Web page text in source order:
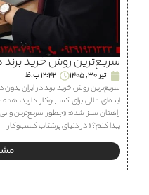
سریع‌ترین روش خرید
تیر 30, 1405
12:42 ب.ظ
سریع‌ترین روش خرید برند در ایران
ایده‌ای عالی برای کسب‌وکار دارید،
راهتان سبز شده: «چطور سریع‌ترین و
پیدا کنم؟» در دنیای پرشتاب کسب‌وکار